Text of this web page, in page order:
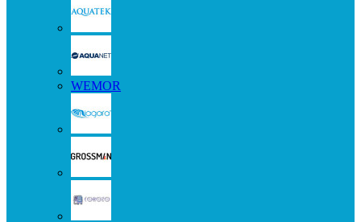
WEMOR